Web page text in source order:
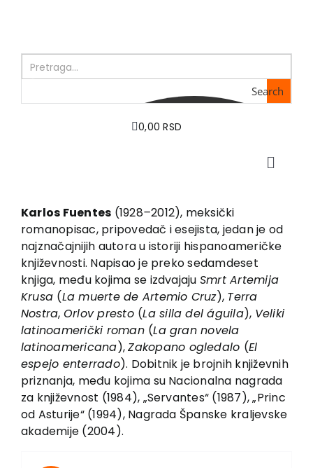
Search
0,00 RSD
Toggle
O nama
Knjige
U pripremi
Akcija
Autori
Vesti
EU PROJEKTI
Kontakt
Karlos Fuentes (1928–2012), meksički
romanopisac, pripovedač i esejista, jedan je od
najznačajnijih autora u istoriji hispanoameričke
književnosti. Napisao je preko sedamdeset
knjiga, među kojima se izdvajaju Smrt Artemija
Krusa (La muerte de Artemio Cruz), Terra
Nostra, Orlov presto (La silla del águila), Veliki
latinoamerički roman (La gran novela
latinoamericana),Zakopano ogledalo (El
espejo enterrado). Dobitnik je brojnih književnih
priznanja, među kojima su Nacionalna nagrada
za književnost (1984), „Servantes“ (1987), „Princ
od Asturije“ (1994), Nagrada Španske kraljevske
akademije (2004).